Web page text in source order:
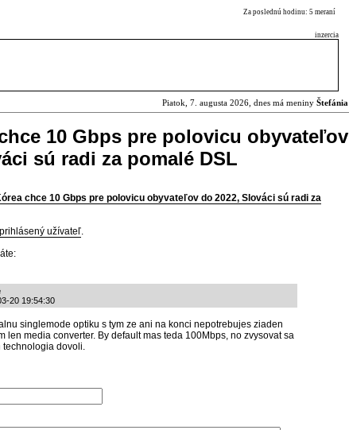
Za poslednú hodinu: 5 meraní
inzercia
Piatok, 7. augusta 2026, dnes má meniny Štefánia
10 Gbps pre polovicu obyvateľov
sú radi za pomalé DSL
chce 10 Gbps pre polovicu obyvateľov do 2022, Slováci sú radi za
prihlásený užívateľ.
20 19:54:30
singlemode optiku s tym ze ani na konci nepotrebujes ziaden
len media converter. By default mas teda 100Mbps, no zvysovat sa
technologia dovoli.